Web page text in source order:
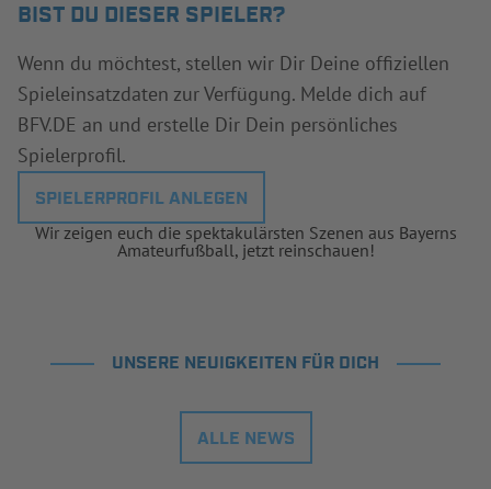
BIST DU DIESER SPIELER?
Wenn du möchtest, stellen wir Dir Deine offiziellen
Spieleinsatzdaten zur Verfügung. Melde dich auf
BFV.DE an und erstelle Dir Dein persönliches
Spielerprofil.
SPIELERPROFIL ANLEGEN
Wir zeigen euch die spektakulärsten Szenen aus Bayerns
Amateurfußball, jetzt reinschauen!
UNSERE NEUIGKEITEN FÜR DICH
ALLE NEWS